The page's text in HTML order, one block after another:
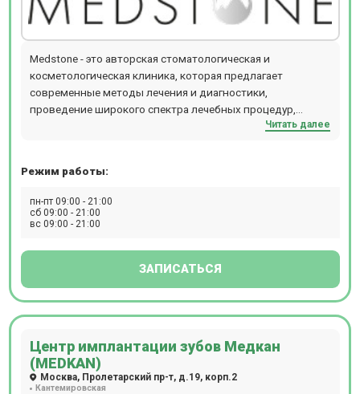
аппаратом Vector; лечение пародонтита; хирургическое
микроскопа; диагностика: компьютерная томография,
ортопантомограмма, радиовизиография (прицельный
снимок); лечение во сне (наркозное отделение,
возможность лечения под закисью, седацией).
Medstone - это авторская стоматологическая и
косметологическая клиника, которая предлагает
современные методы лечения и диагностики,
проведение широкого спектра лечебных процедур,
наличие современного оборудования. В клинике ведут
записи.
Читать далее
Режим работы:
пн-пт 09:00 - 21:00
сб 09:00 - 21:00
вс 09:00 - 21:00
ЗАПИСАТЬСЯ
Центр имплантации зубов Медкан
(MEDKAN)
Москва, Пролетарский пр-т, д.19, корп.2
Кантемировская